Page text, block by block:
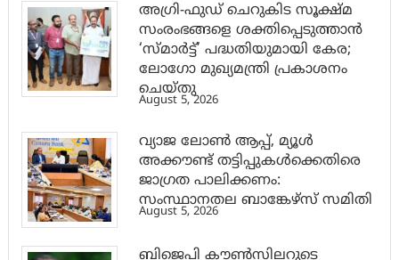
അഗ്രി-ഫുഡ് ചെറുകിട സൂക്ഷ്മ
സംരംഭങ്ങളെ ശക്തിപ്പെടുത്താന്‍
‘സ്മാര്‍ട്ട്’ പദ്ധതിയുമായി കേര;
ലോഗോ മുഖ്യമന്ത്രി പ്രകാശനം
ചെയ്തു
August 5, 2026
വ്യാജ ലോൺ ആപ്പ്, മ്യൂൾ
അക്കൗണ്ട് തട്ടിപ്പുകൾക്കെതിരെ
ജാ​ഗ്രത പാലിക്കണം:
സംസ്ഥാനതല ബാങ്കേഴ്സ് സമിതി
August 5, 2026
ബിജെപി കൗൺസിലറുടെ